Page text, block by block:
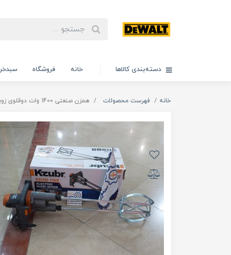
دسته‌بندی کالاها خانه فروشگاه
خانه فهرست محصولات همزن صنعتی 1400 وات دوقلوی زوبر مدل KEHM150s